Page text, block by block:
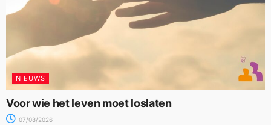
NIEUWS
Voor wie het leven moet loslaten
07/08/2026